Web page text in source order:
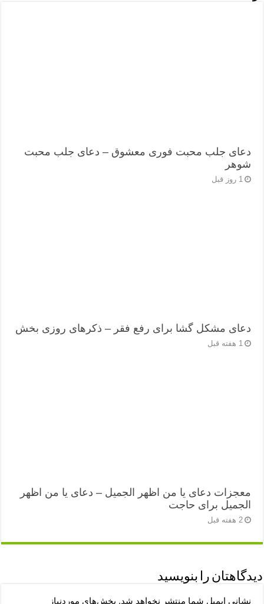
دعای جلب محبت فوری معشوق – دعای جلب محبت
شوهر
1 روز قبل
دعای مشکل گشا برای رفع فقر – ذکرهای روزی‌ بخش
1 هفته قبل
معجزات دعای یا من اظهر الجمیل – دعای یا من اظهر
الجمیل برای حاجت
2 هفته قبل
دیدگاهتان را بنویسید
نشانی ایمیل شما منتشر نخواهد شد. بخش‌های موردنیاز